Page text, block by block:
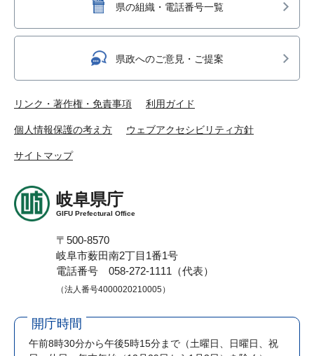
県の組織・電話番号一覧
県政へのご意見・ご提案
リンク・著作権・免責事項 利用ガイド
個人情報保護の考え方 ウェブアクセシビリティ方針
サイトマップ
岐阜県庁
GIFU Prefectural Office
〒500-8570
岐阜市薮田南2丁目1番1号
電話番号 058-272-1111（代表）
（法人番号4000020210005）
開庁時間
午前8時30分から午後5時15分まで （土曜日、日曜日、祝